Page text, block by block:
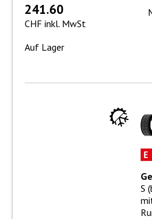
241.60
CHF inkl. MwSt
Auf Lager
S